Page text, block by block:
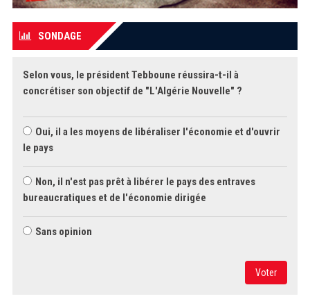
SONDAGE
Selon vous, le président Tebboune réussira-t-il à
concrétiser son objectif de "L'Algérie Nouvelle" ?
Oui, il a les moyens de libéraliser l'économie et d'ouvrir
le pays
Non, il n'est pas prêt à libérer le pays des entraves
bureaucratiques et de l'économie dirigée
Sans opinion
Voter